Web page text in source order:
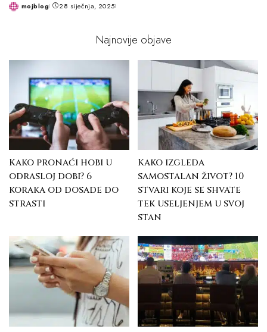
Postedmojblog 28 siječnja, 2025
Najnovije objave
Kako pronaći hobi u
odrasloj dobi? 6
koraka od dosade do
strasti
Kako izgleda
samostalan život? 10
stvari koje se shvate
tek useljenjem u svoj
stan